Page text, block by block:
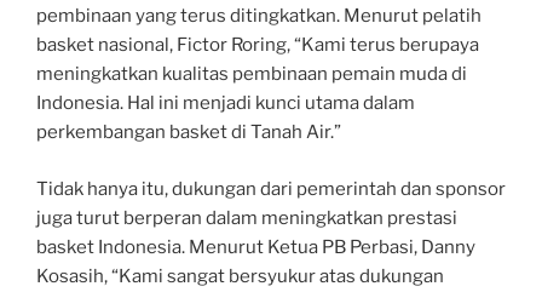
pembinaan yang terus ditingkatkan. Menurut pelatih
basket nasional, Fictor Roring, “Kami terus berupaya
meningkatkan kualitas pembinaan pemain muda di
Indonesia. Hal ini menjadi kunci utama dalam
perkembangan basket di Tanah Air.”
Tidak hanya itu, dukungan dari pemerintah dan sponsor
juga turut berperan dalam meningkatkan prestasi
basket Indonesia. Menurut Ketua PB Perbasi, Danny
Kosasih, “Kami sangat bersyukur atas dukungan